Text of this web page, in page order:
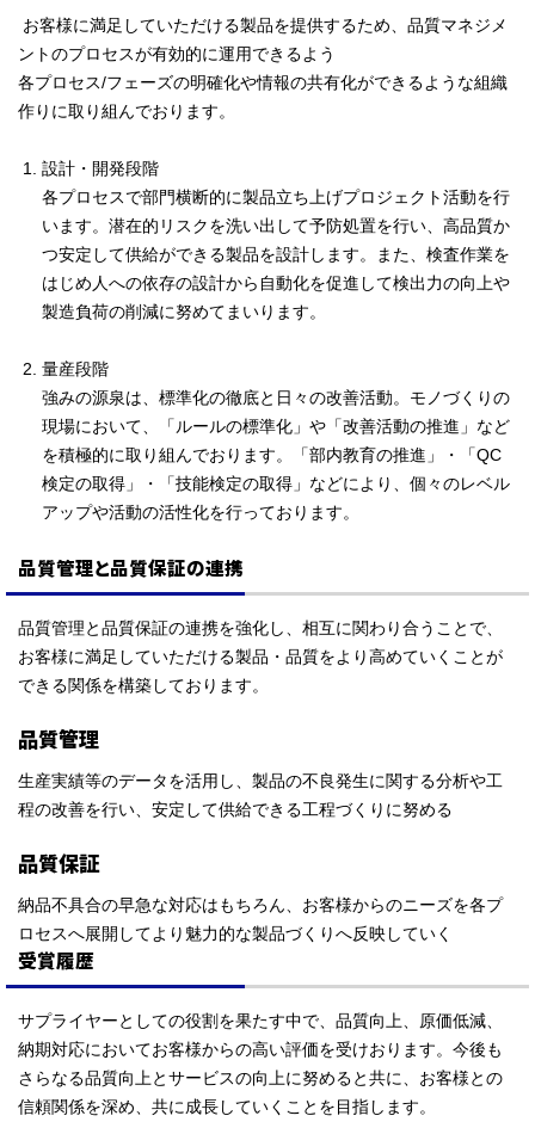
お客様に満足していただける製品を提供するため、品質マネジメ
ントのプロセスが有効的に運用できるよう
各プロセス/フェーズの明確化や情報の共有化ができるような組織
作りに取り組んでおります。
設計・開発段階
各プロセスで部門横断的に製品立ち上げプロジェクト活動を行
います。潜在的リスクを洗い出して予防処置を行い、高品質か
つ安定して供給ができる製品を設計します。また、検査作業を
はじめ人への依存の設計から自動化を促進して検出力の向上や
製造負荷の削減に努めてまいります。
量産段階
強みの源泉は、標準化の徹底と日々の改善活動。モノづくりの
現場において、「ルールの標準化」や「改善活動の推進」など
を積極的に取り組んでおります。「部内教育の推進」・「QC
検定の取得」・「技能検定の取得」などにより、個々のレベル
アップや活動の活性化を行っております。
品質管理と品質保証の連携
品質管理と品質保証の連携を強化し、相互に関わり合うことで、
お客様に満足していただける製品・品質をより高めていくことが
できる関係を構築しております。
品質管理
生産実績等のデータを活用し、製品の不良発生に関する分析や工
程の改善を行い、安定して供給できる工程づくりに努める
品質保証
納品不具合の早急な対応はもちろん、お客様からのニーズを各プ
ロセスへ展開してより魅力的な製品づくりへ反映していく
受賞履歴
サプライヤーとしての役割を果たす中で、品質向上、原価低減、
納期対応においてお客様からの高い評価を受けおります。今後も
さらなる品質向上とサービスの向上に努めると共に、お客様との
信頼関係を深め、共に成長していくことを目指します。